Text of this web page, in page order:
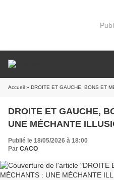
Accueil » DROITE ET GAUCHE, BONS ET
DROITE ET GAUCHE,
UNE MÉCHANTE
Publié le 18/05/2026 à 18:00
Par CACO